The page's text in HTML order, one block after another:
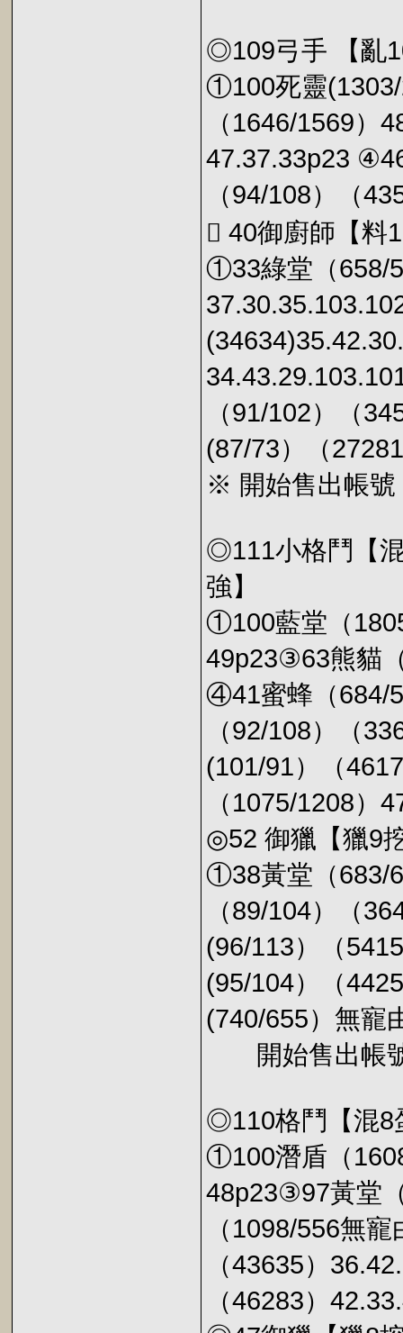
◎109弓手 【亂
①100死靈
（1646/1569）
47.37.33p23
（94/108）（
 40御廚師【料
①33綠堂（658/
（91/102）（
(87/73）（
※ 開始售出帳號
◎111小格鬥【
強】
①100藍堂（
49p23③63熊貓
④41蜜蜂（684/
（92/108）（
(101/91）（
（1075/1208）
◎52 御獵【獵9
①38黃堂（683/
（89/104）（
(96/113）（
(95/104）（
(740/655）無寵
開始售出帳號
◎110格鬥【混8
①100潛盾（
48p23③97黃堂
（1098/556無
（43635）
（46283）